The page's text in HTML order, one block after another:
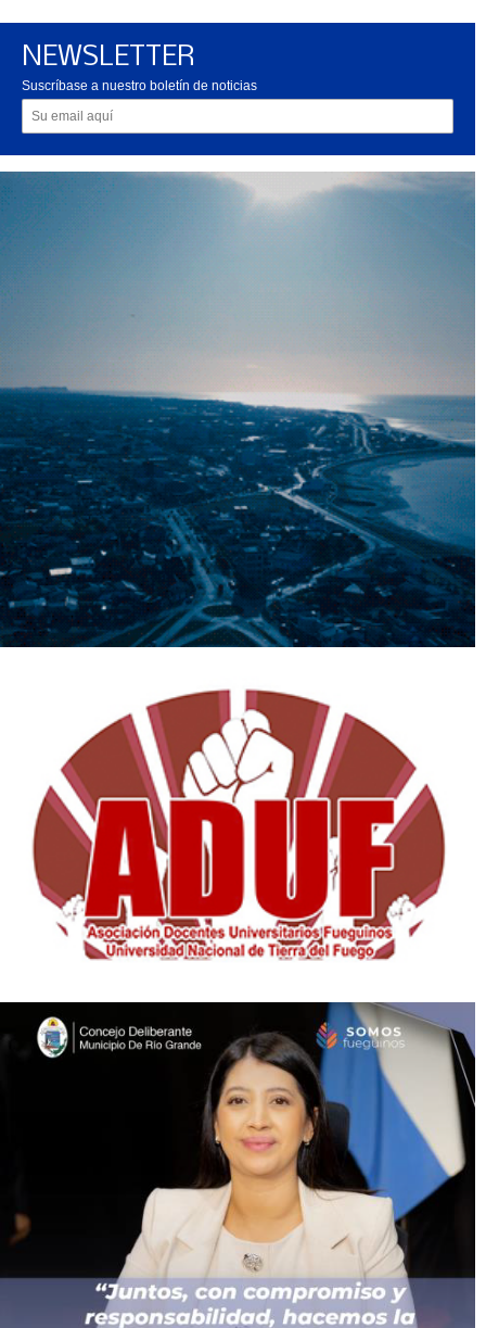
NEWSLETTER
Suscríbase a nuestro boletín de noticias